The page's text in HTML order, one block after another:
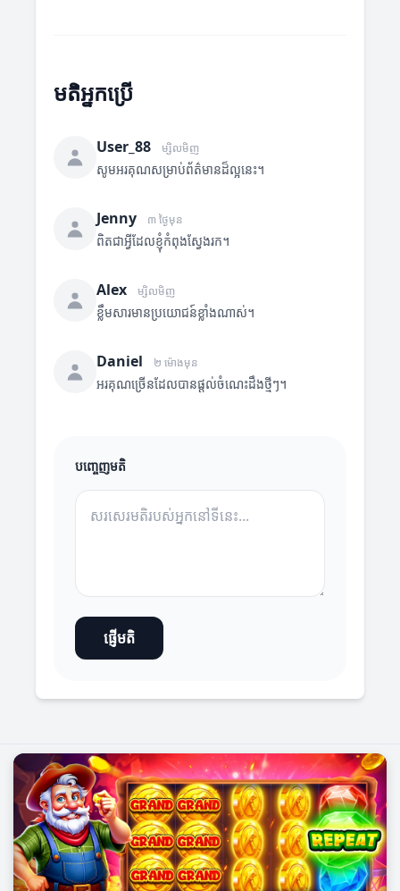
មតិអ្នកប្រើ
User_88 ម្សិលមិញ
សូមអរគុណសម្រាប់ព័ត៌មានដ៏ល្អនេះ។
Jenny ៣ ថ្ងៃមុន
ពិតជាអ្វីដែលខ្ញុំកំពុងស្វែងរក។
Alex ម្សិលមិញ
ខ្លឹមសារមានប្រយោជន៍ខ្លាំងណាស់។
Daniel ២ ម៉ោងមុន
អរគុណច្រើនដែលបានផ្តល់ចំណេះដឹងថ្មីៗ។
បញ្ចេញមតិ
ផ្ញើមតិ